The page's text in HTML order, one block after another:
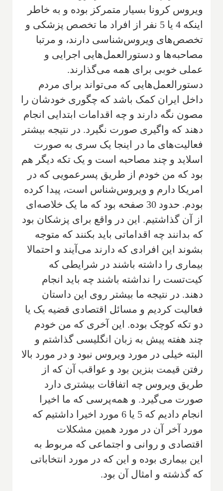
ویروس کرونا بسیار متمرکز بوده و به خاطر
اینکه 4 یا 5 نفر از افراد ما تخصص پزشکی و
تخصص‌های ویروس‌شناسی دارند‌، و مرتبا
مصاحبه‌ها و دستور‌العمل‌هایی اجرایی و
عملی خوبی برای همه می‌گذارند.
دستور‌العمل‌هایی که می‌تواند برای مردم
داخل ایران کمک باشد که چگوری خودشان را
مصون نگه دارند و چه اقدامات ابتدایی انجام
دهند که واگیری صورت نگیرد. در نتیجه بیشتر
فعالیت‌های ما در اینجا‌ یک سری به صورت
اسلاید‌ و چند مصاحبه است و یک تکه دیگر هم
بود که من خودم از طریق پسرعمویی که در
امریکا دارم و ویروس‌شناس است، پیدا کرده
بودم. حدود 30 صفحه بود که ما یک خلاصه‌ای
از آن گذاشتیم. این در واقع‌ برای پزشکان بود
که بدانند چه اقداماتی باید بکنند که متوجه
بشوند این افرادی که دارند می‌آیند و احتمالا
بیماری را داشته باشند در شرایطی که
کیت‌تست را نداشته باشند چه باید انجام
دهند. در نتیجه ما بیشتر روی این داستان
فعالیت کردیم و مسائل اقتصادی قضیه یک یا
دو تکه کوچک بوده. این آخری که من خودم
چند هفته پیش به زبان انگلیسی گذاشتم و
البته ‌خیلی در مورد ویروس نبود و در مورد بالا
رفتن قیمت بنزین بود و عواقب آن که از
طریق ویروس چه اتفاقات بیشتری دارد
صورت می‌گیرد. و همه‌پرسی که ما اخیرا
انجام دادیم که 5 یا 6 مورد اخیرا داشتیم که
مورد آخر آن در مورد همین مشکلات
اقتصادی و روانی و اجتماعی که مربوط به
این بیماری بوده و این که در مورد انتخاباتی
که گذشته و امثال آن بود.‌